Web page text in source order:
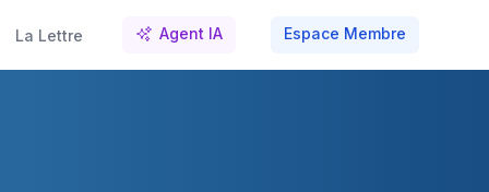
La Lettre Agent IA Espace Membre